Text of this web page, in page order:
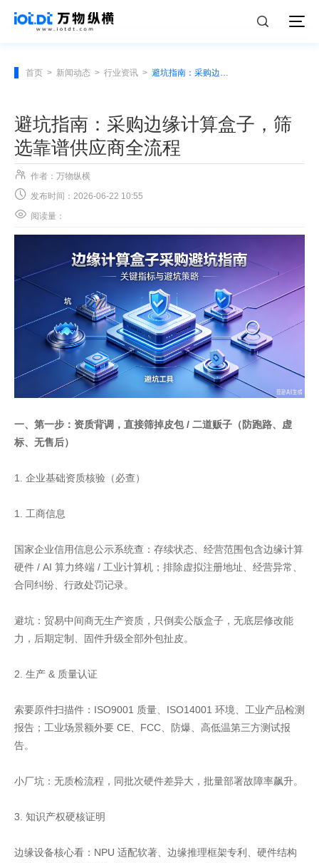
首页 > 新闻动态 > 行业资讯 > 避坑指南：采购边缘计算盒子，筛选靠谱供应商全流程
避坑指南：采购边缘计算盒子，筛
选靠谱供应商全流程
 作者：万物纵横
 发布时间：2026-06-22 10:55
 阅读量：
一、第一步：资质背调，直接筛掉皮包 / 二道贩子（防跑路、虚
标、无售后）
1. 企业基础资质核验（必查）
1. 工商信息
国家企业信用信息公示系统查：存续状态、经营范围包含边缘计算
硬件 / AI 算力终端 / 工业计算机；排除虚拟注册地址、经营异常、
合同纠纷、行政处罚记录。
避坑：贸易中间商无生产资质，只倒卖公版盒子，无底层修改能
力，后期定制、固件升级全部外包扯皮。
2. 生产 & 质量认证
索要原件扫描件：ISO9001 质量、ISO14001 环境、工业产品检测
报告；工业场景额外要 CE、FCC、防爆、高低温第三方测试报
告。
小厂坑：无质检流程，同批次硬件差异大，批量部署故障率飙升。
3. 知识产权硬核证明
边缘设备核心看：NPU 适配软著、边缘推理框架专利、硬件结构